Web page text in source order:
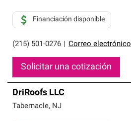
(215) 501-0276 Correo electrónico
Financiación disponible
Solicitar una cotización
DriRoofs LLC
Tabernacle, NJ